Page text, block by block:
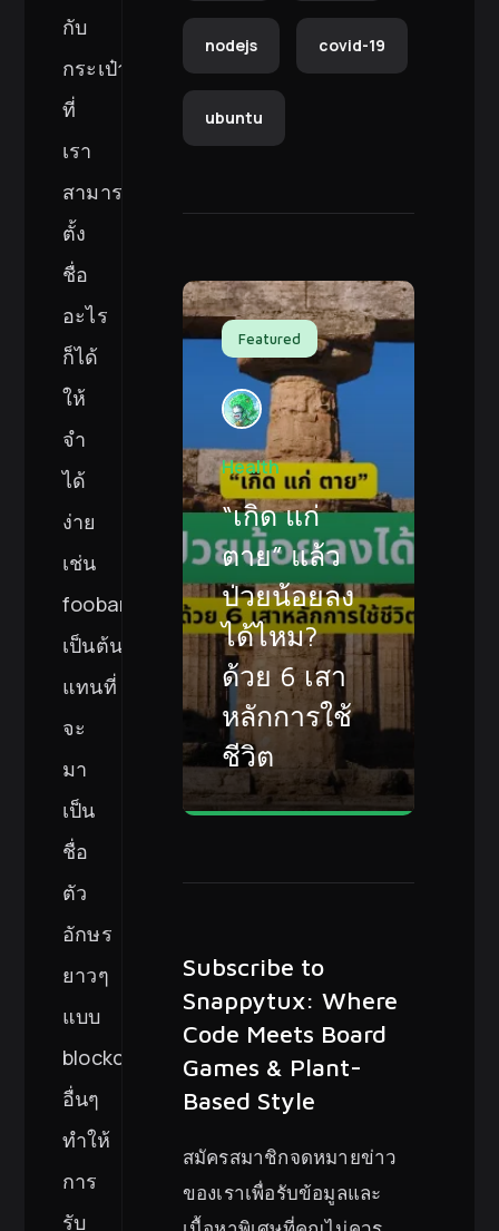
กับ
กระเป๋า
ที่
เรา
สามารถ
ตั้ง
ชื่อ
อะไร
ก็ได้
ให้
จำ
ได้
ง่าย
เช่น
foobar.near
เป็นต้น
แทนที่
จะ
มา
เป็น
ชื่อ
ตัว
อักษร
ยาวๆ
แบบ
blockchain
อื่นๆ
ทำให้
การ
รับ
nodejs covid-19
ubuntu
Featured
Health
“เกิด แก่
ตาย” แล้ว
ป่วยน้อยลง
ได้ไหม?
ด้วย 6 เสา
หลักการใช้
ชีวิต
Subscribe to
Snappytux: Where
Code Meets Board
Games & Plant-
Based Style
สมัครสมาชิกจดหมายข่าว
ของเราเพื่อรับข้อมูลและ